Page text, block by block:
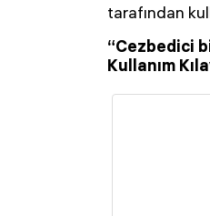
tarafından
“Cezbedici
Kullanım